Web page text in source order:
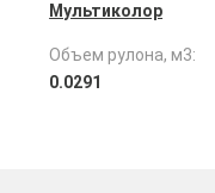
Мультиколор
Объем рулона, м3:
0.0291